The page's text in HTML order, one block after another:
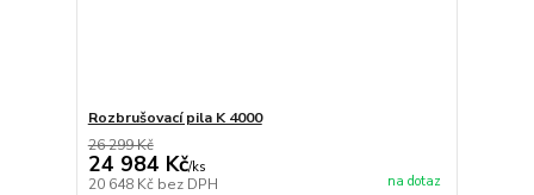
Rozbrušovací pila K 4000
26 299 Kč
24 984 Kč/ks
20 648 Kč bez DPH na dotaz